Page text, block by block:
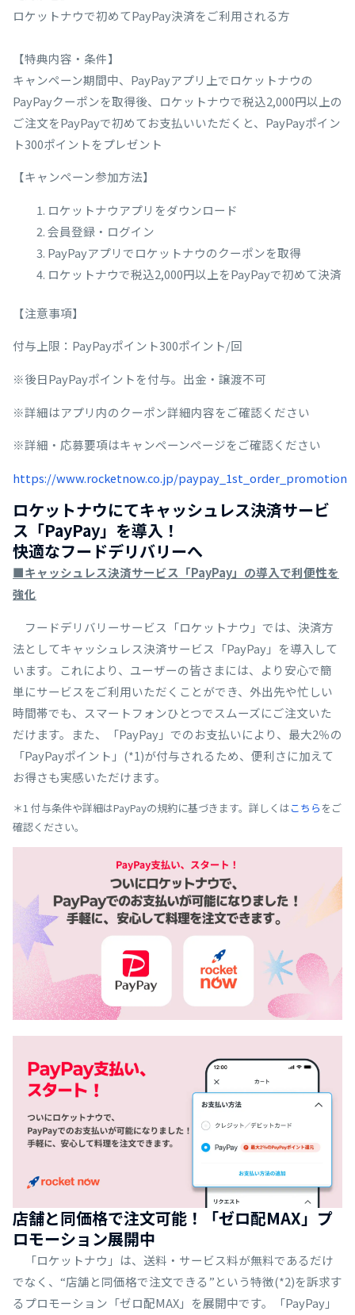
ロケットナウで初めてPayPay決済をご利用される方
【特典内容・条件】
キャンペーン期間中、PayPayアプリ上でロケットナウの
PayPayクーポンを取得後、ロケットナウで税込2,000円以上の
ご注文をPayPayで初めてお支払いいただくと、PayPayポイン
ト300ポイントをプレゼント
【キャンペーン参加方法】
ロケットナウアプリをダウンロード
会員登録・ログイン
PayPayアプリでロケットナウのクーポンを取得
ロケットナウで税込2,000円以上をPayPayで初めて決済
【注意事項】
付与上限：PayPayポイント300ポイント/回
※後日PayPayポイントを付与。出金・譲渡不可
※詳細はアプリ内のクーポン詳細内容をご確認ください
※詳細・応募要項はキャンペーンページをご確認ください
https://www.rocketnow.co.jp/paypay_1st_order_promotion
ロケットナウにてキャッシュレス決済サービ
ス「PayPay」を導入！
快適なフードデリバリーへ
■キャッシュレス決済サービス「PayPay」の導入で利便性を
強化
フードデリバリーサービス「ロケットナウ」では、決済方
法としてキャッシュレス決済サービス「PayPay」を導入して
います。これにより、ユーザーの皆さまには、より安心で簡
単にサービスをご利用いただくことができ、外出先や忙しい
時間帯でも、スマートフォンひとつでスムーズにご注文いた
だけます。また、「PayPay」でのお支払いにより、最大2％の
「PayPayポイント」(*1)が付与されるため、便利さに加えて
お得さも実感いただけます。
＊1 付与条件や詳細はPayPayの規約に基づきます。詳しくはこちら をご
確認ください。
店舗と同価格で注文可能！「ゼロ配MAX」プ
ロモーション展開中
「ロケットナウ」は、送料・サービス料が無料であるだけ
でなく、“店舗と同価格で注文できる”という特徴(*2)を訴求す
るプロモーション「ゼロ配MAX」を展開中です。「PayPay」